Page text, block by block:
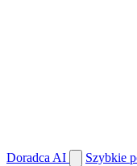
Doradca AI Szybkie